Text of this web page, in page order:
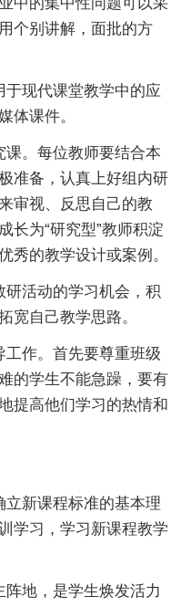
个别讲解，面批的方
于现代课堂教学中的应
体课件。
课。每位教师要结合本
准备，认真上好组内研
审视、反思自己的教
长为“研究型”教师积淀
秀的教学设计或案例。
活动的学习机会，积
宽自己教学思路。
作。首先要尊重班级
的学生不能急躁，要有
提高他们学习的热情和
立新课程标准的基本理
学习，学习新课程教学
地，是学生焕发活力